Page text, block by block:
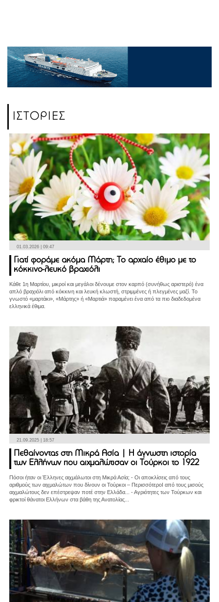
ΙΣΤΟΡΙΕΣ
01.03.2026 | 09:47
Γιατί φοράμε ακόμα Μάρτη; Το αρχαίο έθιμο με το
κόκκινο-λευκό βραχιόλι
Κάθε 1η Μαρτίου, μικροί και μεγάλοι δένουμε στον καρπό (συνήθως αριστερό) ένα
απλό βραχιόλι από κόκκινη και λευκή κλωστή, στριμμένες ή πλεγμένες μαζί. Το
γνωστό «μαρτάκι», «Μάρτης» ή «Μαρτιά» παραμένει ένα από τα πιο διαδεδομένα
ελληνικά έθιμα.
21.09.2025 | 18:57
Πεθαίνοντας στη Μικρά Ασία | Η άγνωστη ιστορία
των Ελλήνων που αιχμαλώτισαν οι Τούρκοι το 1922
Πόσοι ήταν οι Έλληνες αιχμάλωτοι στη Μικρά Ασία; - Οι αποκλίσεις από τους
αριθμούς των αιχμαλώτων που δίνουν οι Τούρκοι – ΠερισσότεροΙ από τους μισούς
αιχμαλώτους δεν επέστρεψαν ποτέ στην Ελλάδα... - Αγριότητες των Τούρκων και
φρικτοί θάνατοι Ελλήνων στα βάθη της Ανατολίας...